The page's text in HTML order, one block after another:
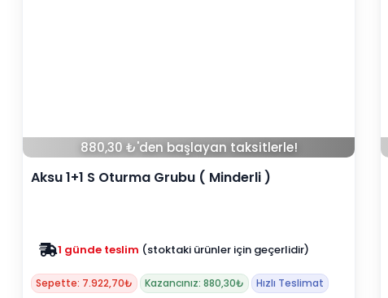
880,30 ₺'den başlayan taksitlerle!
Aksu 1+1 S Oturma Grubu ( Minderli )
1 günde teslim (stoktaki ürünler için geçerlidir)
Sepette: 7.922,70₺ Kazancınız: 880,30₺ Hızlı Teslimat